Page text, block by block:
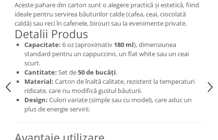
Aceste pahare din carton sunt o alegere practică și estetică, fiind
ideale pentru servirea băuturilor calde (cafea, ceai, ciocolată
caldă) sau reci în cafenele, birouri sau la evenimente private.
Detalii Produs
Capacitate: 6 oz (aproximativ 180 ml), dimensiunea
standard pentru un cappuccino, un flat white sau un ceai
scurt.
Cantitate: Set de50 de bucăți.
Material: Carton de înaltă calitate, rezistent la temperaturi
ridicate, care nu modifică gustul băuturii.
Design: Culori variate (simple sau cu model), care aduc un
plus de energie servirii.